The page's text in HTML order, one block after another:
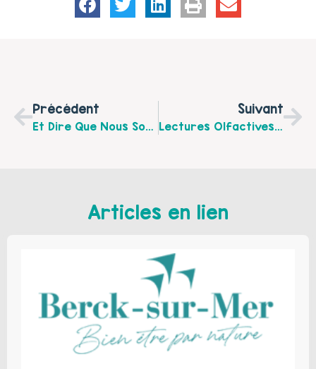
Précédent
Et Dire Que Nous Sommes Égaux ! Vernissage De L’exposition Mercredi 29 Juin 2022 À 18 H 30 À Harnes
Suivant
Lectures Olfactives Au Louvre Lens Cet Été Dans Le Cadre De Parc En Fête
Articles en lien